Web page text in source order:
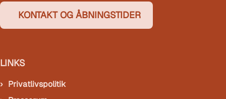
KONTAKT OG ÅBNINGSTIDER
LINKS
Privatlivspolitik